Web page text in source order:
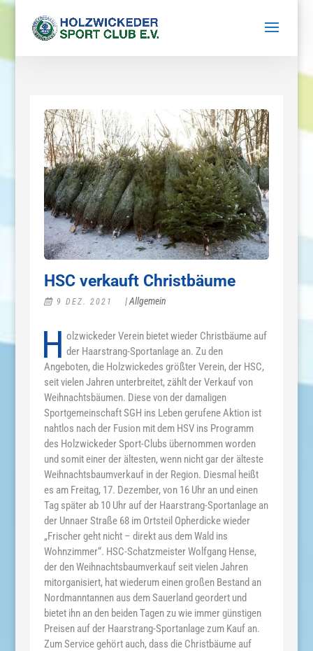
HSC verkauft Christbäume
9 DEZ. 2021 |Allgemein
H olzwickeder Verein bietet wieder Christbäume auf
der Haarstrang-Sportanlage an. Zu den
Angeboten, die Holzwickedes größter Verein, der HSC,
seit vielen Jahren unterbreitet, zählt der Verkauf von
Weihnachtsbäumen. Diese von der damaligen
Sportgemeinschaft SGH ins Leben gerufene Aktion ist
nahtlos nach der Fusion mit dem HSV ins Programm
des Holzwickeder Sport-Clubs übernommen worden
und somit einer der ältesten, wenn nicht gar der älteste
Weihnachtsbaumverkauf in der Region. Diesmal heißt
es am Freitag, 17. Dezember, von 16 Uhr an und einen
Tag später ab 10 Uhr auf der Haarstrang-Sportanlage an
der Unnaer Straße 68 im Ortsteil Opherdicke wieder
„Frischer geht nicht – direkt aus dem Wald ins
Wohnzimmer“. HSC-Schatzmeister Wolfgang Hense,
der den Weihnachtsbaumverkauf seit vielen Jahren
mitorganisiert, hat wiederum einen großen Bestand an
Nordmanntannen aus dem Sauerland geordert und
bietet ihn an den beiden Tagen zu wie immer günstigen
Preisen auf der Haarstrang-Sportanlage zum Kauf an.
Zum Service gehört auch, dass die Christbäume auf